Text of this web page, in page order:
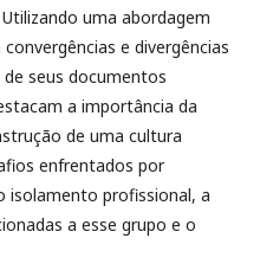
uma abordagem
e divergências
seus documentos
a importância da
de uma cultura
enfrentados por
isolamento profissional, a
a esse grupo e o